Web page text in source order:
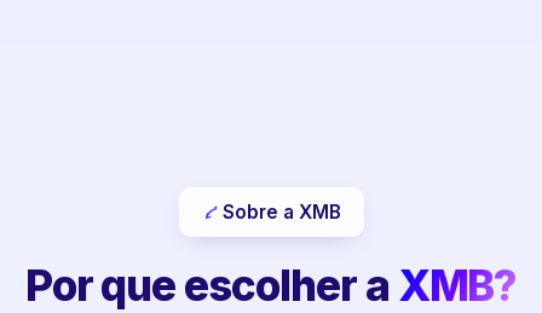
Sobre a XMB
Por que escolher a XMB?